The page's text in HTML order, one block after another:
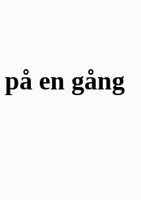
på en gång